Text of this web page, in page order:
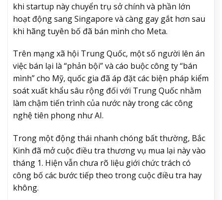
khi startup này chuyển trụ sở chính và phần lớn
hoạt động sang Singapore và càng gay gắt hơn sau
khi hãng tuyên bố đã bán mình cho Meta.
Trên mạng xã hội Trung Quốc, một số người lên án
việc bán lại là “phản bội” và cáo buộc công ty “bán
mình” cho Mỹ, quốc gia đã áp đặt các biện pháp kiểm
soát xuất khẩu sâu rộng đối với Trung Quốc nhằm
làm chậm tiến trình của nước này trong các công
nghệ tiên phong như AI.
Trong một động thái nhanh chóng bất thường, Bắc
Kinh đã mở cuộc điều tra thương vụ mua lại này vào
tháng 1. Hiện vẫn chưa rõ liệu giới chức trách có
công bố các bước tiếp theo trong cuộc điều tra hay
không.